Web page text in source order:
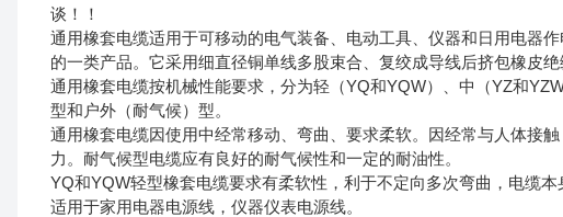
谈！！
通用橡套电缆适用于可移动的电气装备、电动工具、仪器和日用电器
的一类产品。它采用细直径铜单线多股束合、复绞成导线后挤包橡皮
通用橡套电缆按机械性能要求，分为轻（YQ和YQW）、中（YZ和
型和户外（耐气候）型。
通用橡套电缆因使用中经常移动、弯曲、要求柔软。因经常与人体接
力。耐气候型电缆应有良好的耐气候性和一定的耐油性。
YQ和YQW轻型橡套电缆要求有柔软性，利于不定向多次弯曲，电缆
适用于家用电器电源线，仪器仪表电源线。